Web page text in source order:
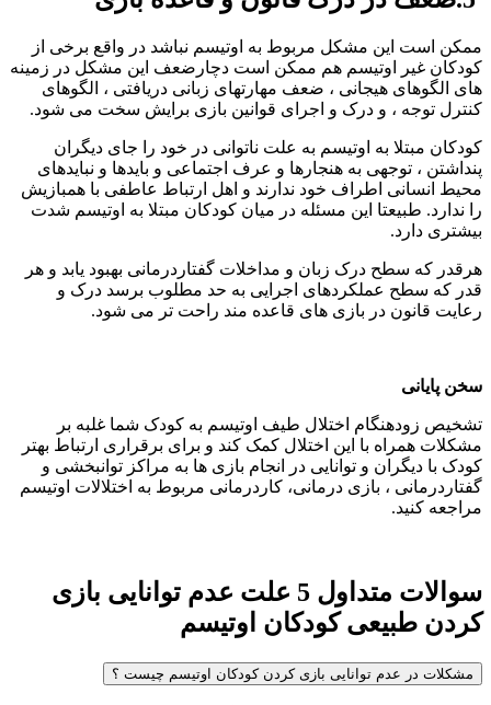
ممکن است این مشکل مربوط به اوتیسم نباشد در واقع برخی از
کودکان غیر اوتیسم هم ممکن است دچارضعف این مشکل در زمینه
های الگوهای هیجانی ، ضعف مهارتهای زبانی دریافتی ، الگوهای
کنترل توجه ، و درک و اجرای قوانین بازی برایش سخت می شود.
کودکان مبتلا به اوتیسم به علت ناتوانی در خود را جای دیگران
پنداشتن ، توجهی به هنجارها و عرف اجتماعی و بایدها و نبایدهای
محیط انسانی اطراف خود ندارند و اهل ارتباط عاطفی با همبازیش
را ندارد. طبیعتا این مسئله در میان کودکان مبتلا به اوتیسم شدت
بیشتری دارد.
هرقدر که سطح درک زبان و مداخلات گفتاردرمانی بهبود یابد و هر
قدر که سطح عملکردهای اجرایی به حد مطلوب برسد درک و
رعایت قانون در بازی های قاعده مند راحت تر می شود.
سخن پایانی
تشخیص زودهنگام اختلال طیف اوتیسم به کودک شما غلبه بر
مشکلات همراه با این اختلال کمک کند و برای برقراری ارتباط بهتر
کودک با دیگران و توانایی در انجام بازی ها به مراکز توانبخشی و
گفتاردرمانی ، بازی درمانی، کاردرمانی مربوط به اختلالات اوتیسم
مراجعه کنید.
سوالات متداول 5 علت عدم توانایی بازی
کردن طبیعی کودکان اوتیسم
مشکلات در عدم توانایی بازی کردن کودکان اوتیسم چیست ؟